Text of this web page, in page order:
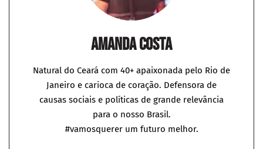
Amanda Costa
Natural do Ceará com 40+ apaixonada pelo Rio de
Janeiro e carioca de coração. Defensora de
causas sociais e políticas de grande relevância
para o nosso Brasil.
#vamosquerer um futuro melhor.